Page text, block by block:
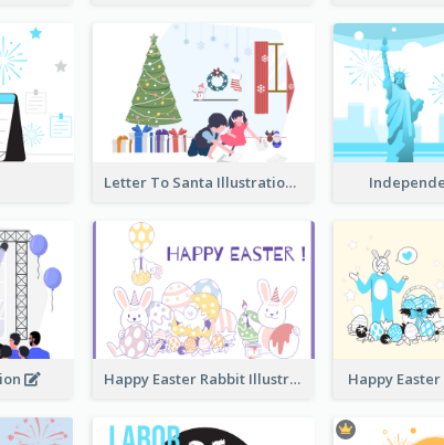
Letter To Santa Illustration
Happy Easter Rabbit Illustration Happy